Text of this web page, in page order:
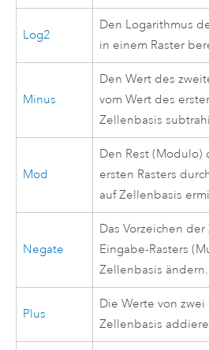
Log2
Den Logarithmus
in einem Raster
Minus
Den Wert des
vom Wert des
Zellenbasis
Mod
Den Rest (Modulo)
ersten Rasters
auf Zellenbasis
Negate
Das Vorzeichen
Eingabe-Rasters
Zellenbasis ändern.
Plus
Die Werte von zwei
Zellenbasis